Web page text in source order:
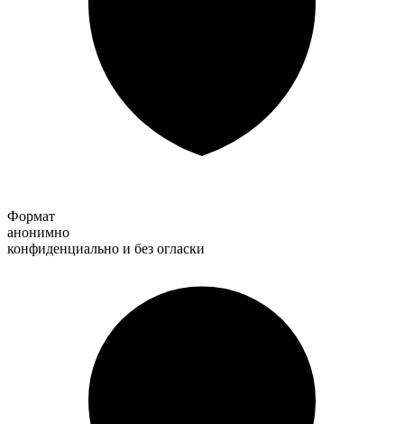
Формат
анонимно
конфиденциально и без огласки